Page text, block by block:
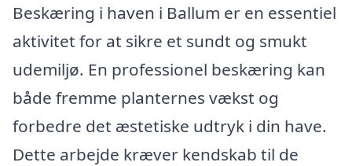
Beskæring i haven i Ballum er en essentiel
aktivitet for at sikre et sundt og smukt
udemiljø. En professionel beskæring kan
både fremme planternes vækst og
forbedre det æstetiske udtryk i din have.
Dette arbejde kræver kendskab til de